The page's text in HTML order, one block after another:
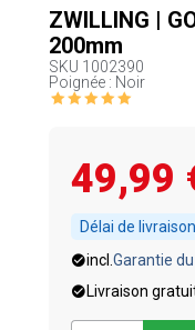
ZWILLING |
200mm
SKU 1002390
Poignée : Noir
49,99
Délai de
incl. Garantie
Livraison